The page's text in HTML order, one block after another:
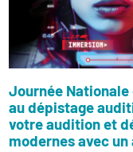
Journée
au dépistage
votre audition et
modernes avec